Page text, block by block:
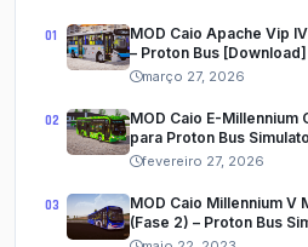
MOD Caio Apache Vip
– Proton Bus [Download]
março 27, 2026
MOD Caio E-Millennium
para Proton Bus
fevereiro 27, 2026
MOD Caio Millennium V
(Fase 2) – Proton Bus